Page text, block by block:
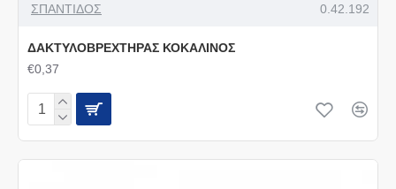
ΣΠΑΝΤΙΔΟΣ 0.42.192
ΔΑΚΤΥΛΟΒΡΕΧΤΗΡΑΣ ΚΟΚΑΛΙΝΟΣ
€0,37